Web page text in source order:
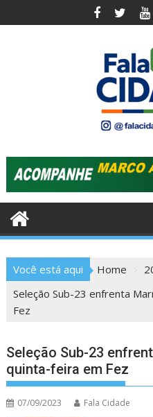
to
Você está aqui Home
Seleção Sub-23 enfrenta
Fez
Seleção Sub-23
quinta-feira em Fez
07/09/2023 Fala Cidade